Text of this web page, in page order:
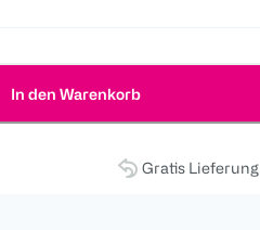
In den Warenkorb
Gratis